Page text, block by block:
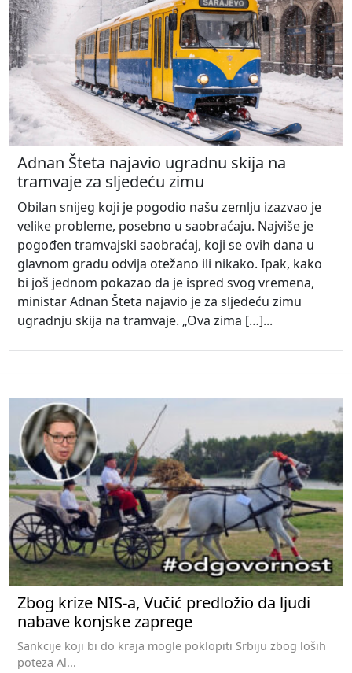
Adnan Šteta najavio ugradnu skija na
tramvaje za sljedeću zimu
Obilan snijeg koji je pogodio našu zemlju izazvao je
velike probleme, posebno u saobraćaju. Najviše je
pogođen tramvajski saobraćaj, koji se ovih dana u
glavnom gradu odvija otežano ili nikako. Ipak, kako
bi još jednom pokazao da je ispred svog vremena,
ministar Adnan Šteta najavio je za sljedeću zimu
ugradnju skija na tramvaje. „Ova zima […]...
Zbog krize NIS-a, Vučić predložio da ljudi
nabave konjske zaprege
Sankcije koji bi do kraja mogle poklopiti Srbiju zbog loših
poteza Al...